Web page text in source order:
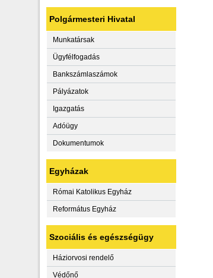
Polgármesteri Hivatal
Munkatársak
Ügyfélfogadás
Bankszámlaszámok
Pályázatok
Igazgatás
Adóügy
Dokumentumok
Egyházak
Római Katolikus Egyház
Református Egyház
Szociális és egészségügy
Háziorvosi rendelő
Védőnő